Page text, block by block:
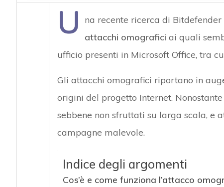
U
na recente ricerca di
attacchi omografici ai quali
ufficio presenti in Microsoft Office, tra
Gli attacchi omografici riportano in
origini del progetto Internet.
sebbene non sfruttati su larga scala, e
campagne malevole.
Indice degli argomenti
Cos’è e come funziona l’attacco